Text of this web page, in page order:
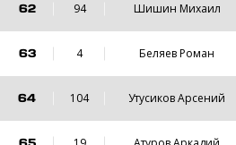
62 94 Шишин Михаил
63 4 Беляев Роман
64 104 Утусиков Арсений